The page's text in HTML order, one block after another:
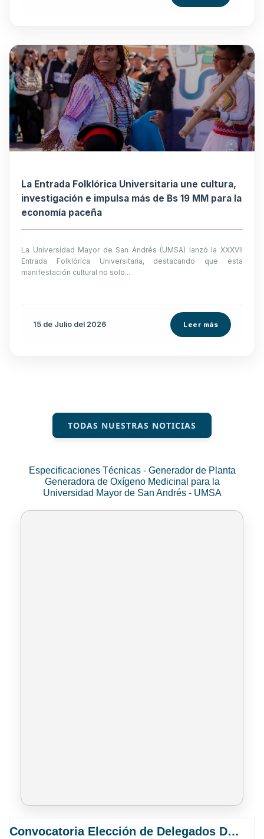
La Entrada Folklórica Universitaria une cultura,
investigación e impulsa más de Bs 19 MM para la
economía paceña
La Universidad Mayor de San Andrés (UMSA) lanzó la XXXVII
Entrada Folklórica Universitaria, destacando que esta
manifestación cultural no solo...
15 de Julio del 2026 Leer más
TODAS NUESTRAS NOTICIAS
Especificaciones Técnicas - Generador de Planta
Generadora de Oxígeno Medicinal para la
Universidad Mayor de San Andrés - UMSA
Convocatoria Elección de Delegados Docentes para el XIV Congreso Nacional de Universidades